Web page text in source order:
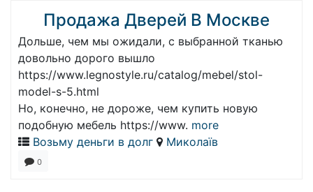
Продажа Дверей В Москве
Дольше, чем мы ожидали, с выбранной тканью
довольно дорого вышло
https://www.legnostyle.ru/catalog/mebel/stol-
model-s-5.html
Но, конечно, не дороже, чем купить новую
подобную мебель https://www. more
Возьму деньги в долг
Миколаїв
0